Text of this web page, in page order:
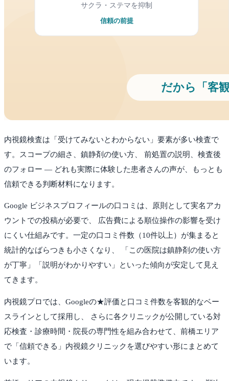
内視鏡検査は「受けてみないとわからない」要素が多い検査で
す。スコープの細さ、鎮静剤の使い方、 前処置の説明、検査後
のフォロー — どれも実際に体験した患者さんの声が、もっとも
信頼できる判断材料になります。
Google ビジネスプロフィールの口コミは、原則として実名アカ
ウントでの投稿が必要で、 広告費による順位操作の影響を受け
にくい仕組みです。一定の口コミ件数（10件以上）が集まると
統計的なばらつきも小さくなり、 「この医院は鎮静剤の使い方
が丁寧」「説明がわかりやすい」といった傾向が安定して見え
てきます。
内視鏡プロでは、Googleの★評価と口コミ件数を客観的なベー
スラインとして採用し、 さらに各クリニックが公開している対
応検査・診療時間・院長の専門性を組み合わせて、 前橋エリア
で「信頼できる」内視鏡クリニックを選びやすい形にまとめて
います。